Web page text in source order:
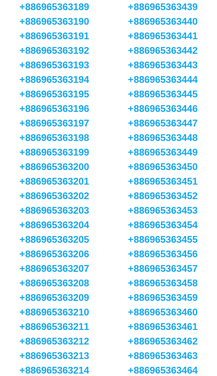
+886965363189
+886965363190
+886965363191
+886965363192
+886965363193
+886965363194
+886965363195
+886965363196
+886965363197
+886965363198
+886965363199
+886965363200
+886965363201
+886965363202
+886965363203
+886965363204
+886965363205
+886965363206
+886965363207
+886965363208
+886965363209
+886965363210
+886965363211
+886965363212
+886965363213
+886965363214
+886965363439
+886965363440
+886965363441
+886965363442
+886965363443
+886965363444
+886965363445
+886965363446
+886965363447
+886965363448
+886965363449
+886965363450
+886965363451
+886965363452
+886965363453
+886965363454
+886965363455
+886965363456
+886965363457
+886965363458
+886965363459
+886965363460
+886965363461
+886965363462
+886965363463
+886965363464